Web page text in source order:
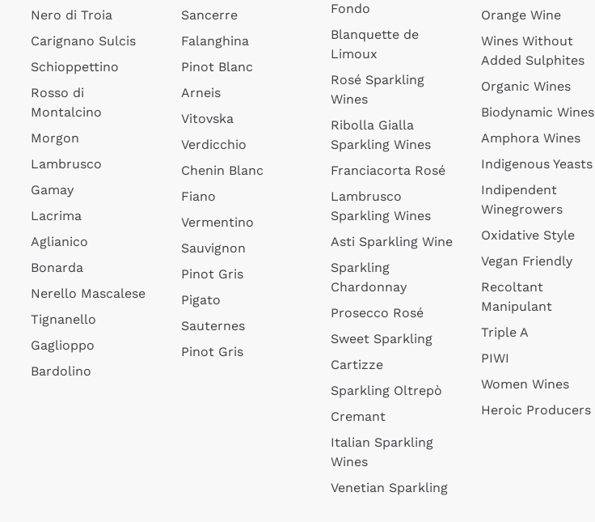
Nero di Troia
Carignano Sulcis
Schioppettino
Rosso di
Montalcino
Morgon
Lambrusco
Gamay
Lacrima
Aglianico
Bonarda
Nerello Mascalese
Tignanello
Gaglioppo
Bardolino
Sancerre
Falanghina
Pinot Blanc
Arneis
Vitovska
Verdicchio
Chenin Blanc
Fiano
Vermentino
Sauvignon
Pinot Gris
Pigato
Sauternes
Pinot Gris
Fondo
Blanquette de
Limoux
Rosé Sparkling
Wines
Ribolla Gialla
Sparkling Wines
Franciacorta Rosé
Lambrusco
Sparkling Wines
Asti Sparkling Wine
Sparkling
Chardonnay
Prosecco Rosé
Sweet Sparkling
Cartizze
Sparkling Oltrepò
Cremant
Italian Sparkling
Wines
Venetian Sparkling
Orange Wine
Wines Without
Added Sulphites
Organic Wines
Biodynamic Wines
Amphora Wines
Indigenous Yeasts
Indipendent
Winegrowers
Oxidative Style
Vegan Friendly
Recoltant
Manipulant
Triple A
PIWI
Women Wines
Heroic Producers